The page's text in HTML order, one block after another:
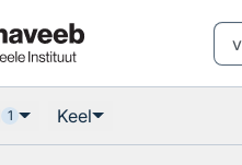
1 Keel